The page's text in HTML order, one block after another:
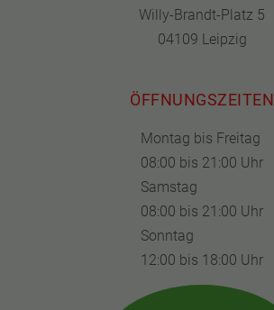
Willy-Brandt-Platz 5
04109 Leipzig
ÖFFNUNGSZEITEN
Montag bis Freitag
08:00 bis 21:00 Uhr
Samstag
08:00 bis 21:00 Uhr
Sonntag
12:00 bis 18:00 Uhr